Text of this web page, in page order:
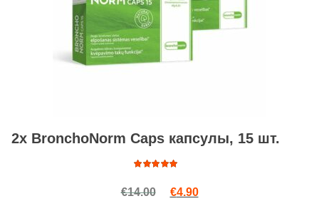
2x BronchoNorm Caps капсулы, 15 шт.
4.85
из
€14.00 Первоначальная цена
€4.90Текущая цена: €4.90.